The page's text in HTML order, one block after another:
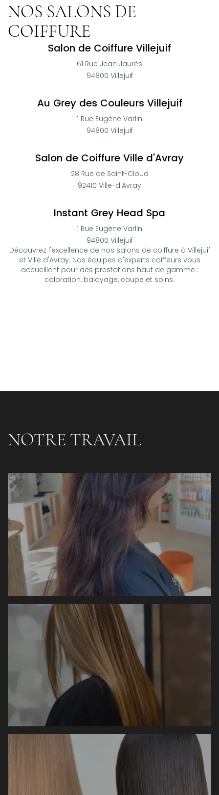
NOS SALONS DE
COIFFURE
Salon de Coiffure Villejuif
61 Rue Jean Jaurès
94800 Villejuif
Au Grey des Couleurs Villejuif
1 Rue Eugène Varlin
94800 Villejuif
Salon de Coiffure Ville d'Avray
28 Rue de Saint-Cloud
92410 Ville-d'Avray
Instant Grey Head Spa
1 Rue Eugène Varlin
94800 Villejuif
Découvrez l'excellence de nos salons de coiffure à Villejuif
et Ville d'Avray. Nos équipes d'experts coiffeurs vous
accueillent pour des prestations haut de gamme :
coloration, balayage, coupe et soins.
NOTRE TRAVAIL